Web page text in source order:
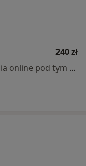
240 zł
Specjalista nie oferuje umawiania online pod tym adresem.